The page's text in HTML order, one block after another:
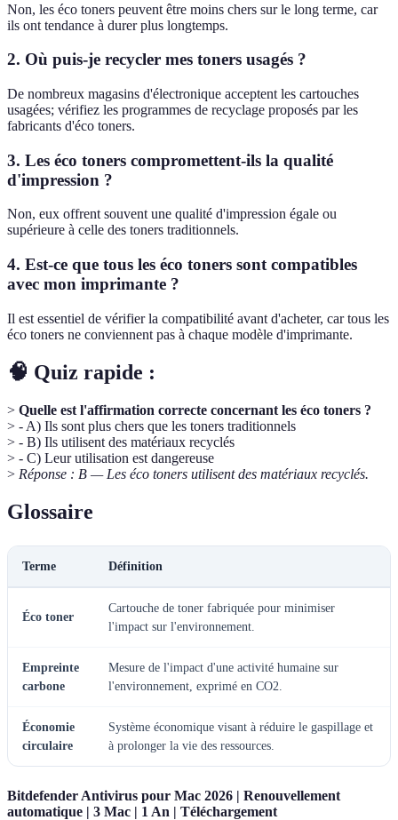
Non, les éco toners peuvent être moins chers sur le long terme, car
ils ont tendance à durer plus longtemps.
2. Où puis-je recycler mes toners usagés ?
De nombreux magasins d'électronique acceptent les cartouches
usagées; vérifiez les programmes de recyclage proposés par les
fabricants d'éco toners.
3. Les éco toners compromettent-ils la qualité
d'impression ?
Non, eux offrent souvent une qualité d'impression égale ou
supérieure à celle des toners traditionnels.
4. Est-ce que tous les éco toners sont compatibles
avec mon imprimante ?
Il est essentiel de vérifier la compatibilité avant d'acheter, car tous les
éco toners ne conviennent pas à chaque modèle d'imprimante.
🧠 Quiz rapide :
> Quelle est l'affirmation correcte concernant les éco toners ?
> - A) Ils sont plus chers que les toners traditionnels
> - B) Ils utilisent des matériaux recyclés
> - C) Leur utilisation est dangereuse
> Réponse : B — Les éco toners utilisent des matériaux recyclés.
Glossaire
Terme Définition
Éco toner
Cartouche de toner fabriquée pour minimiser
l'impact sur l'environnement.
Empreinte
carbone
Mesure de l'impact d'une activité humaine sur
l'environnement, exprimé en CO2.
Économie
circulaire
Système économique visant à réduire le gaspillage et
à prolonger la vie des ressources.
Bitdefender Antivirus pour Mac 2026 | Renouvellement
automatique | 3 Mac | 1 An | Téléchargement